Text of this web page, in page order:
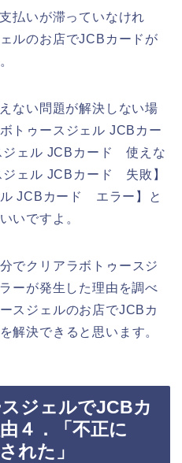
払いが滞っていなけれ
ルのお店でJCBカードが
ない問題が解決しない場
トゥースジェル JCBカー
ジェル JCBカード 使えな
ジェル JCBカード 失敗】
ル JCBカード エラー】と
いですよ。
でクリアラボトゥースジ
ーが発生した理由を調べ
スジェルのお店でJCBカ
解決できると思います。
ジェルでJCBカ
４．「不正に
れた」